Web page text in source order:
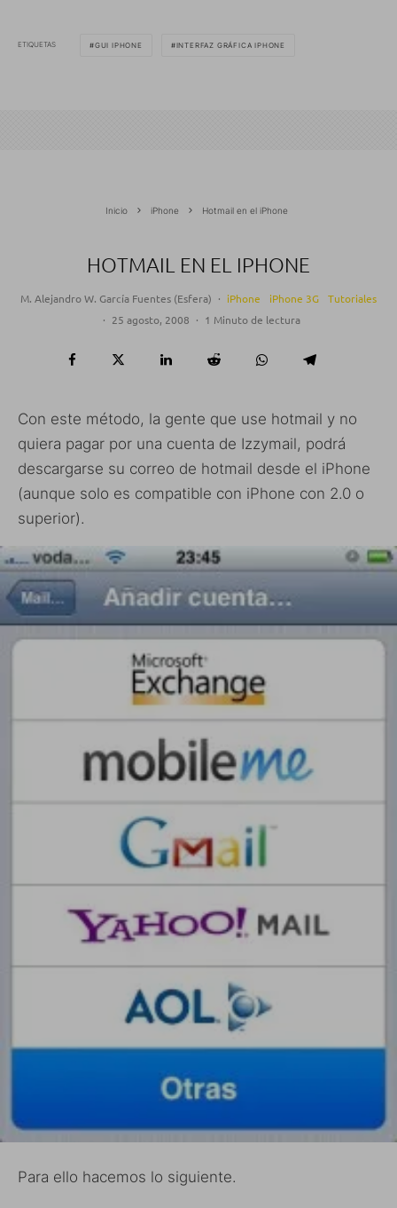
ETIQUETAS GUI IPHONE INTERFAZ GRÁFICA IPHONE
Inicio iPhone Hotmail en el iPhone
HOTMAIL EN EL IPHONE
M. Alejandro W. García Fuentes (Esfera) · iPhone iPhone 3G
Tutoriales
· 25 agosto, 2008 · 1 Minuto de lectura
Con este método, la gente que use hotmail y no
quiera pagar por una cuenta de Izzymail, podrá
descargarse su correo de hotmail desde el iPhone
(aunque solo es compatible con iPhone con 2.0 o
superior).
Para ello hacemos lo siguiente.